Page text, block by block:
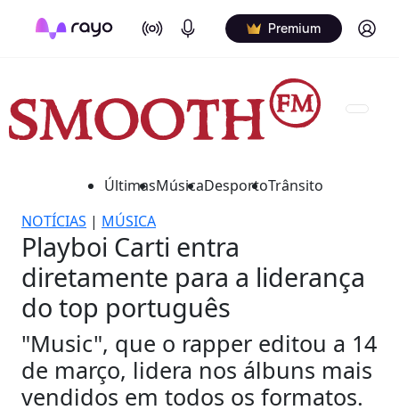
On Air Podcasts Premium Log in
ÚltimasMúsicaDesportoTrânsito
NOTÍCIAS | MÚSICA
Playboi Carti entra
diretamente para a liderança
do top português
"Music", que o rapper editou a 14
de março, lidera nos álbuns mais
vendidos em todos os formatos.